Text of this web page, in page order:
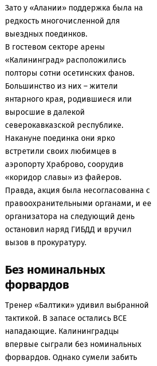
Зато у «Алании» поддержка была на
редкость многочисленной для
выездных поединков.
В гостевом секторе арены
«Калининград» расположились
полторы сотни осетинских фанов.
Большинство из них – жители
янтарного края, родившиеся или
выросшие в далекой
северокавказской республике.
Накануне поединка они ярко
встретили своих любимцев в
аэропорту Храброво, соорудив
«коридор славы» из файеров.
Правда, акция была несогласованна с
правоохранительными органами, и ее
организатора на следующий день
остановил наряд ГИБДД и вручил
вызов в прокуратуру.
Без номинальных
форвардов
Тренер «Балтики» удивил выбранной
тактикой. В запасе остались ВСЕ
нападающие. Калининградцы
впервые сыграли без номинальных
форвардов. Однако сумели забить